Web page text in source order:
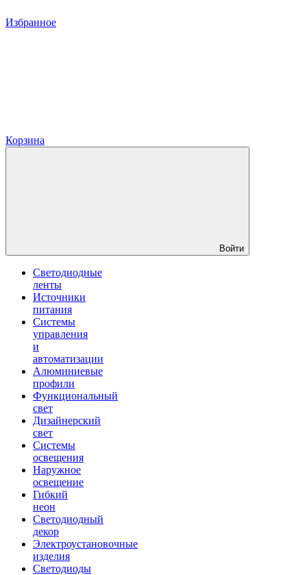
Избранное
Корзина
Войти
Светодиодные
ленты
Источники
питания
Системы
управления
и
автоматизации
Алюминиевые
профили
Функциональный
свет
Дизайнерский
свет
Системы
освещения
Наружное
освещение
Гибкий
неон
Светодиодный
декор
Электроустановочные
изделия
Светодиоды